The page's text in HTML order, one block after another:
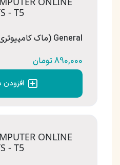
- T5
General (ماک کامپیوتری فقط نمره)
890,000 تومان
افزودن
ONLINE
- T5